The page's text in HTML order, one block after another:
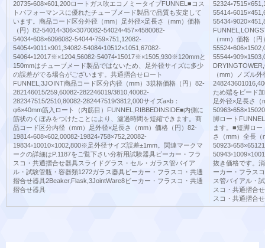
20735◦608×601,200ロートガス吹エコノミータイプFUNNEL■コス
トパフォーマンスに優れたチューブメード製品で品質も安定して
います。商品コード区分外径（mm）足外径×足長さ（mm）価格
（円）82-54014◦306×3070082-54024◦457×4580082-
54034◦608×6096082-54044◦759×751,12082-
54054◦9011×901,34082-54084◦10512×1051,67082-
54064◦12017※×1204,56082-54074◦15017※×1505,930※120mmと
150mmはチューブメード製品ではないため、足外径サイズに多少
の誤差がでる場合がございます。共通摺合せロート
FUNNEL,3JOINT商品コード区分内径（mm）3規格価格（円）82-
282146015/259,60082-282246019/3810,40082-
282347515/2510,80082-282447519/3812,000サイズa×b：
φ6×40mm筋入ロート（内筋目）FUNNEL,RIBBEDINSIDE■内側に
筋状のくぼみをつけたことにより、濾過時間を短縮できます。商
品コード区分内径（mm）足外径×足長さ（mm）価格（円）82-
19814◦608×602,00082-19824◦758×752,20082-
19834◦10010×1002,800※足外径サイズ誤差±1mm。関連マークマ
ークの詳細はP.1187をご覧下さい分析用試験器具ビーカー・フラ
スコ・共通摺合せ器具スライドグラス・セル・ガラス管バイア
ル・試験管瓶・容器類1272ガラス器具ビーカー・フラスコ・共通
摺合せ器具2Beaker,Flask,3JointWare8ビーカー・フラスコ・共通
摺合せ器具
（mm）価格（
（mm）ノズル
ため端をビード
足外径×足長さ（
脚ロート
ます。■短脚ロ
さ（mm）全長（
抜き価格です。
ーカー・フラス
ス管バイアル・
スコ・共通摺合
スコ・共通摺合